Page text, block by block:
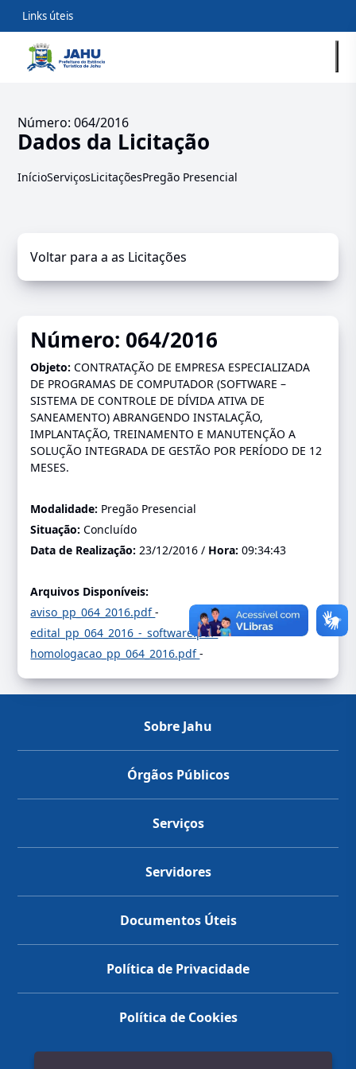
Links úteis
Número: 064/2016
Dados da Licitação
InícioServiçosLicitaçõesPregão Presencial
Voltar para a as Licitações
Número: 064/2016
Objeto:CONTRATAÇÃO DE EMPRESA ESPECIALIZADA
DE PROGRAMAS DE COMPUTADOR (SOFTWARE –
SISTEMA DE CONTROLE DE DÍVIDA ATIVA DE
SANEAMENTO) ABRANGENDO INSTALAÇÃO,
IMPLANTAÇÃO, TREINAMENTO E MANUTENÇÃO A
SOLUÇÃO INTEGRADA DE GESTÃO POR PERÍODO DE 12
MESES.
Modalidade: Pregão Presencial
Situação:Concluído
Data de Realização:23/12/2016 / Hora:09:34:43
Arquivos Disponíveis:
aviso_pp_064_2016.pdf-
edital_pp_064_2016_-_software.pdf-
homologacao_pp_064_2016.pdf-
Sobre Jahu
Órgãos Públicos
Serviços
Servidores
Documentos Úteis
Política de Privacidade
Política de Cookies